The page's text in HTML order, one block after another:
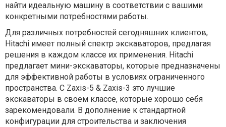
найти идеальную машину в соответствии с вашими
конкретными потребностями работы.
Для различных потребностей сегодняшних клиентов,
Hitachi имеет полный спектр экскаваторов, предлагая
решения в каждом классе их применения. Hitachi
предлагает мини-экскаваторы, которые предназначены
для эффективной работы в условиях ограниченного
пространства. С Zaxis-5 & Zaxis-3 это лучшие
экскаваторы в своем классе, которые хорошо себя
зарекомендовали. В дополнение к стандартной
конфигурации для строительства и заключения